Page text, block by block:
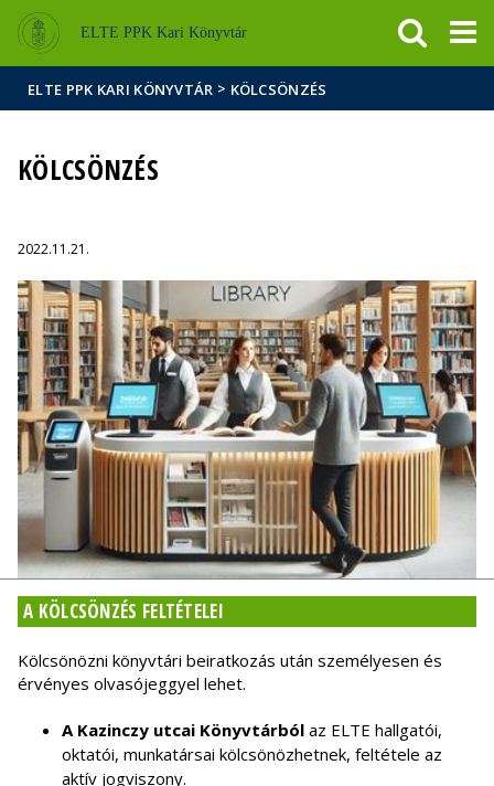
Hírek
Események
ELTE a
sajtóban
ELTE PPK Kari Könyvtár
ELTE PPK KARI KÖNYVTÁR > KÖLCSÖNZÉS
KÖLCSÖNZÉS
2022.11.21.
A KÖLCSÖNZÉS FELTÉTELEI
Kölcsönözni könyvtári beiratkozás után személyesen és
érvényes olvasójeggyel lehet.
A Kazinczy utcai Könyvtárból az ELTE hallgatói,
oktatói, munkatársai kölcsönözhetnek, feltétele az
aktív jogviszony.